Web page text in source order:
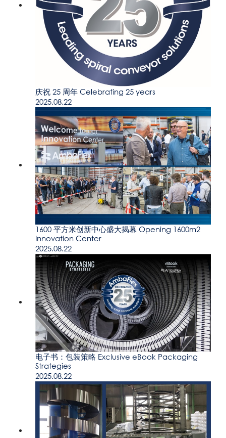
庆祝 25 周年 Celebrating 25 years
2025.08.22
1600 平方米创新中心盛大揭幕 Opening 1600m2
Innovation Center
2025.08.22
电子书：包装策略 Exclusive eBook Packaging
Strategies
2025.08.22